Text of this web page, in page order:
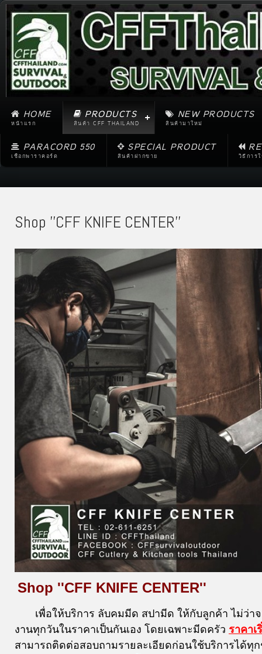
HOME
หน้าแรก
PRODUCTS
สินค้า CFF THAILAND
NEW PRODUCTS
สินค้ามาใหม่
PARACORD 550
เชือกพาราคอร์ด
SPECIAL PRODUCT
สินค้าฝากขาย วิธีการ
Shop ''CFF KNIFE CENTER''
Shop ''CFF KNIFE CENTER''
เพื่อให้บริการ ลับคมมีด สปามีด ให้กับลูกค้า ไม่ว่
งานทุกวันในราคาเป็นกันเอง โดยเฉพาะมีดครัว ราคาเ
สามารถติดต่อสอบถามรายละเอียดก่อนใช้บริการได้ทุ